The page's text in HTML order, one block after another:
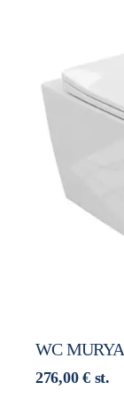
WC MURYA
276,00€ st.